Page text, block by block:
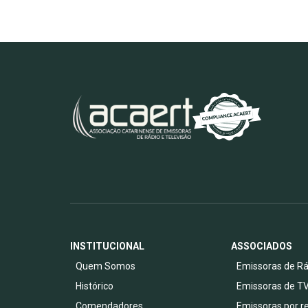
INSTITUCIONAL
Quem Somos
Histórico
ASSOCIADOS
Emissoras de
Emissoras de